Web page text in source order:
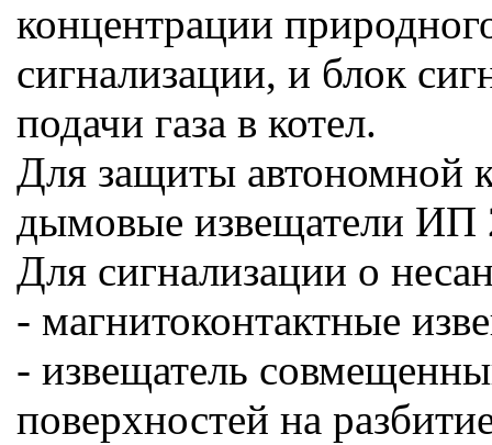
концентрации
сигнализации, и блок
подачи газа в котел.
Для защиты автономной
дымовые извещатели ИП
Для сигнализации о
- магнитоконтактные
- извещатель
поверхностей на